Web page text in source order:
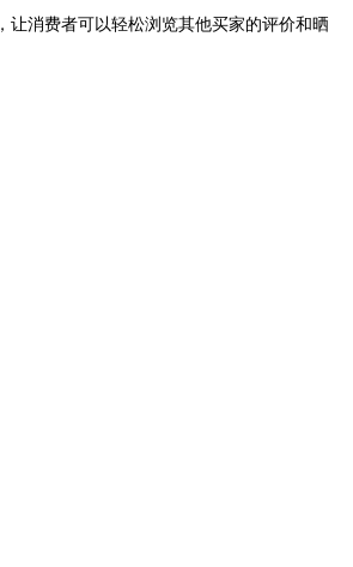
消费者可以轻松浏览其他买家的评价和晒